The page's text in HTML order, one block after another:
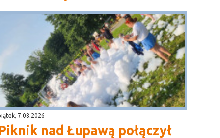
7.08.2026
nad Łupawą połączył